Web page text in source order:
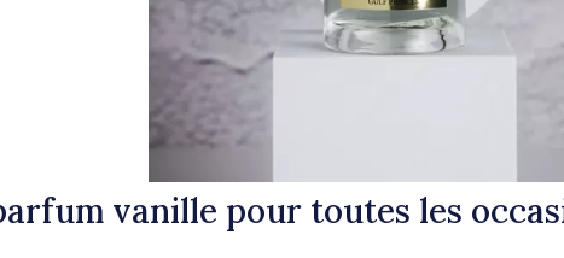
vanille pour toutes les